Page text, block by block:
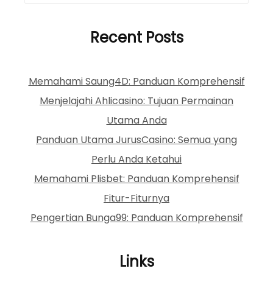
Recent Posts
Memahami Saung4D: Panduan Komprehensif
Menjelajahi Ahlicasino: Tujuan Permainan
Utama Anda
Panduan Utama JurusCasino: Semua yang
Perlu Anda Ketahui
Memahami Plisbet: Panduan Komprehensif
Fitur-Fiturnya
Pengertian Bunga99: Panduan Komprehensif
Links